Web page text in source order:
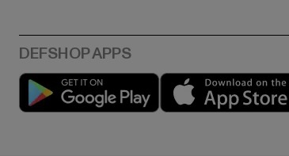
Play market